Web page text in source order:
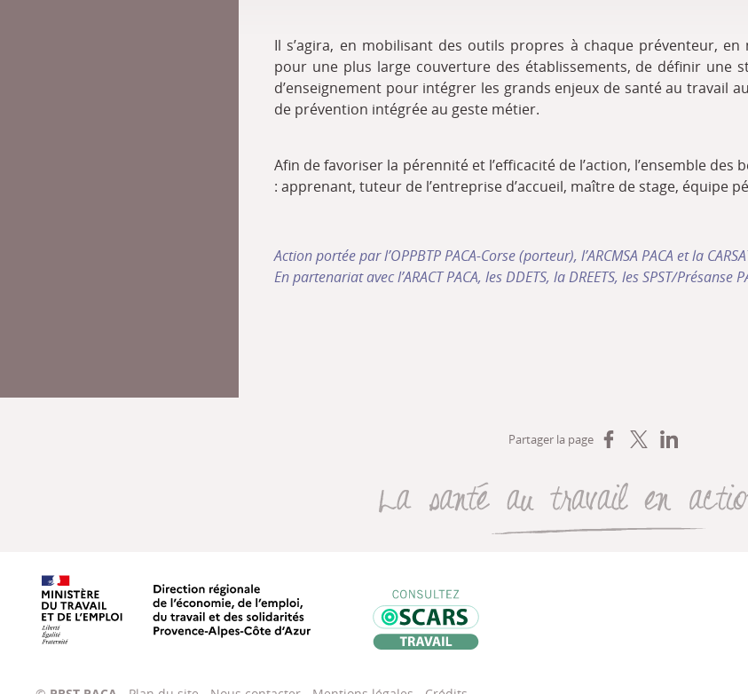
Il s’agira, en mobilisant des outils propres à chaque préventeur,
pour une plus large couverture des établissements, de définir une
d’enseignement pour intégrer les grands enjeux de santé au travail
de prévention intégrée au geste métier.
Afin de favoriser la pérennité et l’efficacité de l’action, l’ensemble
: apprenant, tuteur de l’entreprise d’accueil, maître de stage, équipe
Action portée par l’OPPBTP PACA-Corse (porteur), l’ARCMSA PACA et la
En partenariat avec l’ARACT PACA, les DDETS, la DREETS, les SPST/Présanse
Partager la page Partager sur Facebook
Partager sur XPartager sur
La santé au travail en
Direction régionale de l’économie, de l’emploi, du travail et des solidarités (DREETS)